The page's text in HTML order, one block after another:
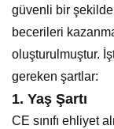
güvenli bir
becerileri
oluşturulmuştur.
gereken şartlar:
1. Yaş Şartı
CE sınıfı ehliyet